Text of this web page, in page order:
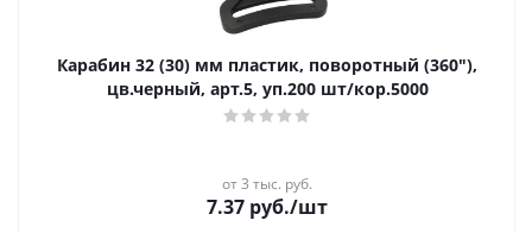
Карабин 32 (30) мм пластик, поворотный (360"),
цв.черный, арт.5, уп.200 шт/кор.5000
от 3 тыс. руб.
7.37 руб./шт